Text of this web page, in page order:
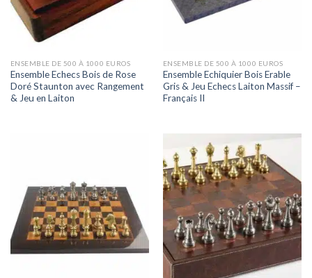
ENSEMBLE DE 500 À 1000 EUROS
Ensemble Echecs Bois de Rose
Doré Staunton avec Rangement
& Jeu en Laiton
ENSEMBLE DE 500 À 1000 EUROS
Ensemble Echiquier Bois Erable
Gris & Jeu Echecs Laiton Massif –
Français II